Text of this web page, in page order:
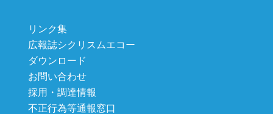
リンク集
広報誌シクリスムエコー
ダウンロード
お問い合わせ
採用・調達情報
不正行為等通報窓口